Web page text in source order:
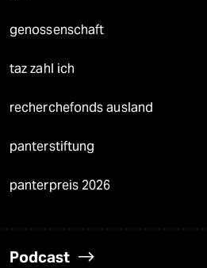
genossenschaft
taz zahl ich
recherchefonds ausland
panterstiftung
panterpreis 2026
Podcast